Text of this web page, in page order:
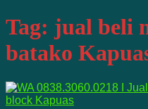
Tag: jual beli
batako